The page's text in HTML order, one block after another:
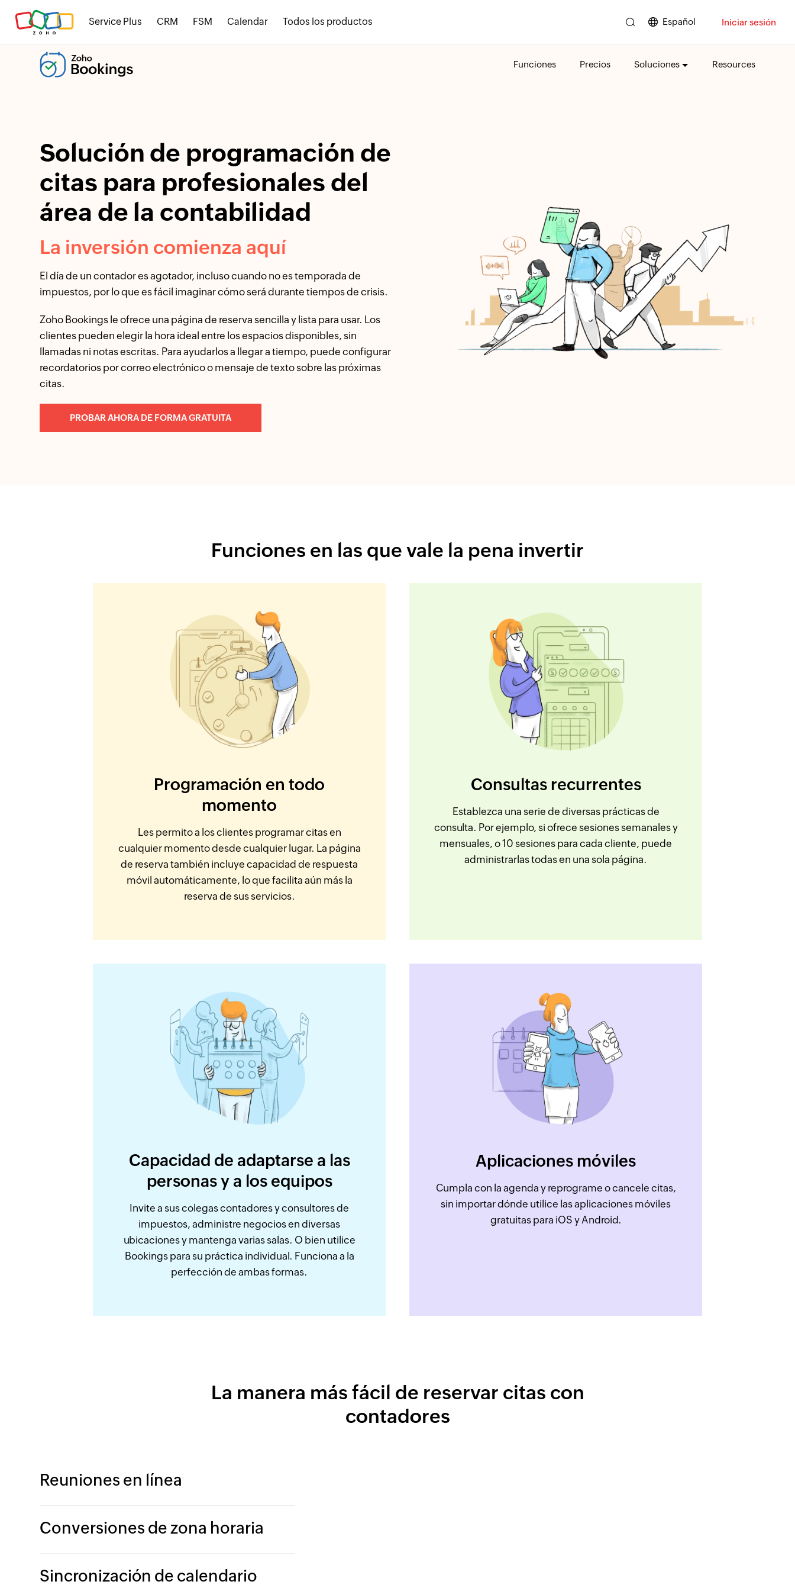
Service Plus CRM FSM Calendar Todos los productos Español Iniciar sesión
Funciones Precios Soluciones Resources
Solución de programación de
citas para profesionales del
área de la contabilidad
La inversión comienza aquí
El día de un contador es agotador, incluso cuando no es temporada de
impuestos, por lo que es fácil imaginar cómo será durante tiempos de crisis.
Zoho Bookings le ofrece una página de reserva sencilla y lista para usar. Los
clientes pueden elegir la hora ideal entre los espacios disponibles, sin
llamadas ni notas escritas. Para ayudarlos a llegar a tiempo, puede configurar
recordatorios por correo electrónico o mensaje de texto sobre las próximas
citas.
PROBAR AHORA DE FORMA GRATUITA
Funciones en las que vale la pena invertir
Programación en todo
momento
Les permito a los clientes programar citas en
cualquier momento desde cualquier lugar. La página
de reserva también incluye capacidad de respuesta
móvil automáticamente, lo que facilita aún más la
reserva de sus servicios.
Consultas recurrentes
Establezca una serie de diversas prácticas de
consulta. Por ejemplo, si ofrece sesiones semanales y
mensuales, o 10 sesiones para cada cliente, puede
administrarlas todas en una sola página.
Capacidad de adaptarse a las
personas y a los equipos
Invite a sus colegas contadores y consultores de
impuestos, administre negocios en diversas
ubicaciones y mantenga varias salas. O bien utilice
Bookings para su práctica individual. Funciona a la
perfección de ambas formas.
Aplicaciones móviles
Cumpla con la agenda y reprograme o cancele citas,
sin importar dónde utilice las aplicaciones móviles
gratuitas para iOS y Android.
La manera más fácil de reservar citas con
contadores
Reuniones en línea
Conversiones de zona horaria
Sincronización de calendario